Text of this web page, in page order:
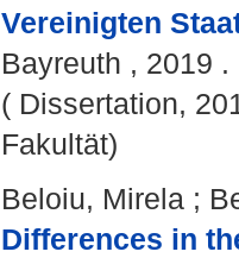
Vereinigten
Bayreuth , 2019 .
( Dissertation,
Fakultät)
Beloiu, Mirela ;
Differences in